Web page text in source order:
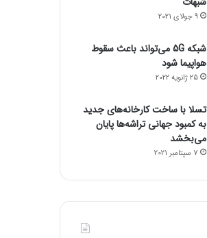
9 جولای 2021
شبکه 5G می‌تواند باعث سقوط
هواپیما شود
25 ژانویه 2022
تسلا با ساخت کارخانه‌های جدید
به کمبود جهانی تراشه‌ها پایان
می‌بخشد
7 سپتامبر 2021